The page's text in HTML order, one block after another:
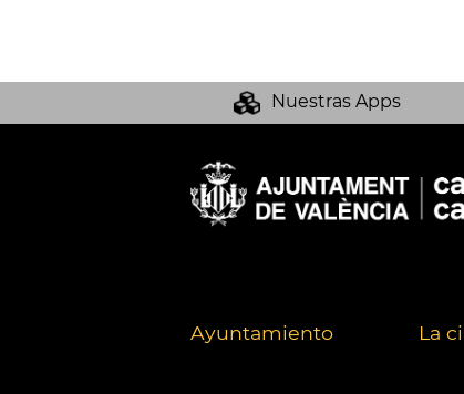
Nuestras Apps
Ayuntamiento La